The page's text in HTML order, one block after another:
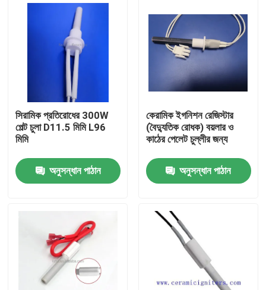
বাড়ি
সিরামিক প্রতিরোধের 300W
পেল্ট চুলা D11.5 মিমি L96
মিমি
অনুসন্ধান পাঠান
কেরামিক ইগনিশন রেজিস্টার
(বৈদ্যুতিক রোধক) বয়লার ও
কাঠের পেলেট চুল্লীর জন্য
অনুসন্ধান পাঠান